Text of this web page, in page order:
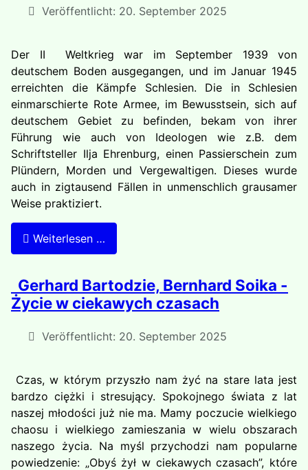
Veröffentlicht: 20. September 2025
Der II Weltkrieg war im September 1939 von
deutschem Boden ausgegangen, und im Januar 1945
erreichten die Kämpfe Schlesien. Die in Schlesien
einmarschierte Rote Armee, im Bewusstsein, sich auf
deutschem Gebiet zu befinden, bekam von ihrer
Führung wie auch von Ideologen wie z.B. dem
Schriftsteller Ilja Ehrenburg, einen Passierschein zum
Plündern, Morden und Vergewaltigen. Dieses wurde
auch in zigtausend Fällen in unmenschlich grausamer
Weise praktiziert.
Weiterlesen …
Gerhard Bartodzie, Bernhard Soika -
Życie w ciekawych czasach
Veröffentlicht: 20. September 2025
Czas, w którym przyszło nam żyć na stare lata jest
bardzo ciężki i stresujący. Spokojnego świata z lat
naszej młodości już nie ma. Mamy poczucie wielkiego
chaosu i wielkiego zamieszania w wielu obszarach
naszego życia. Na myśl przychodzi nam popularne
powiedzenie: „Obyś żył w ciekawych czasach”, które